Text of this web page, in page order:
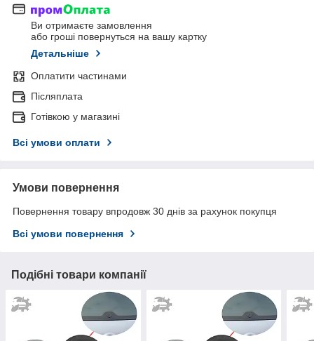
Ви отримаєте замовлення
або гроші повернуться на вашу картку
Детальніше
Оплатити частинами
Післяплата
Готівкою у магазині
Всі умови оплати
Умови повернення
Повернення товару впродовж 30 днів за рахунок покупця
Всі умови повернення
Подібні товари компанії